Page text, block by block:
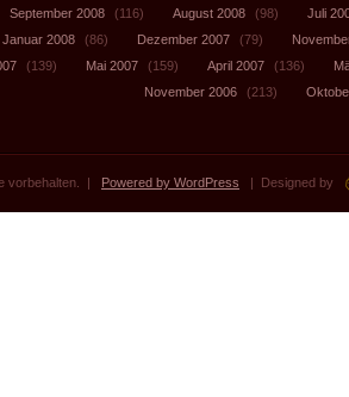
September 2008 (116) August 2008 (98)
Juli
Januar 2008 (86) Dezember 2007 (79)
(139) Mai 2007 (159) April 2007 (136)
November 2006
(213)
vorbehalten. | Powered by WordPress | Designed by